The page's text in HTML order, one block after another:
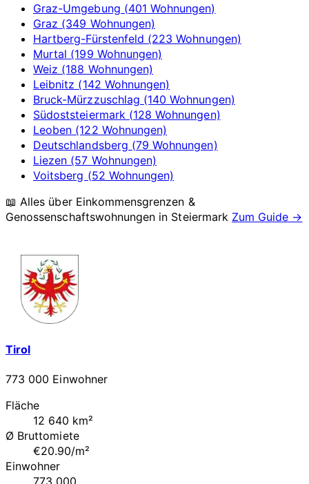
Graz-Umgebung (401 Wohnungen)
Graz (349 Wohnungen)
Hartberg-Fürstenfeld (223 Wohnungen)
Murtal (199 Wohnungen)
Weiz (188 Wohnungen)
Leibnitz (142 Wohnungen)
Bruck-Mürzzuschlag (140 Wohnungen)
Südoststeiermark (128 Wohnungen)
Leoben (122 Wohnungen)
Deutschlandsberg (79 Wohnungen)
Liezen (57 Wohnungen)
Voitsberg (52 Wohnungen)
📖 Alles über Einkommensgrenzen &
Genossenschaftswohnungen in Steiermark Zum Guide →
Tirol
773 000 Einwohner
Fläche
12 640 km²
Ø Bruttomiete
€20.90/m²
Einwohner